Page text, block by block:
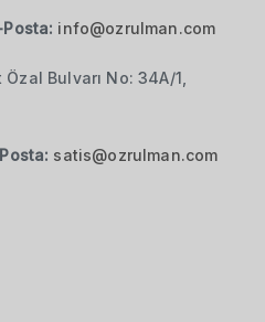
Posta: info@ozrulman.com
Bulvarı No: 34A/1,
satis@ozrulman.com